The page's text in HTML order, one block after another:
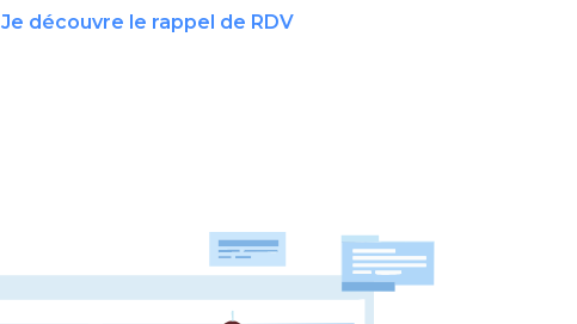
Je découvre le rappel de RDV